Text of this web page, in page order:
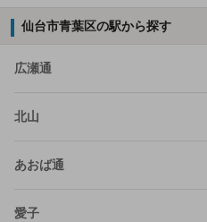
仙台市青葉区の駅から探す
広瀬通
北山
あおば通
愛子